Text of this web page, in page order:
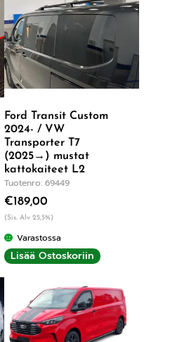
Ford Transit Custom
2024- / VW
Transporter T7
(2025→) mustat
kattokaiteet L2
Tuotenro: 69449
€189,00
(Sis. Alv 25,5%)
Varastossa
Lisää Ostoskoriin